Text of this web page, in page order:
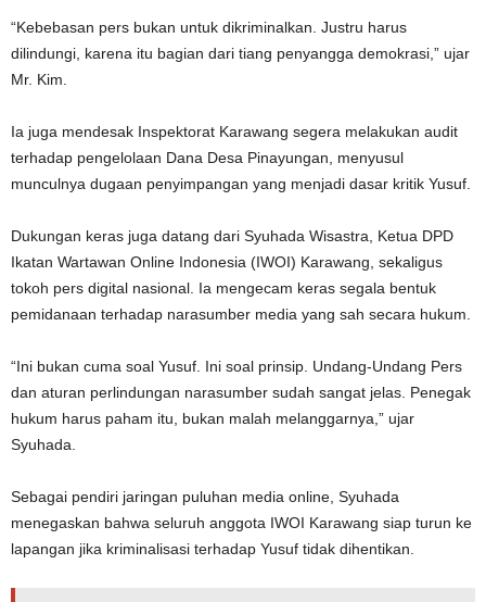
“Kebebasan pers bukan untuk dikriminalkan. Justru harus
dilindungi, karena itu bagian dari tiang penyangga demokrasi,” ujar
Mr. Kim.
Ia juga mendesak Inspektorat Karawang segera melakukan audit
terhadap pengelolaan Dana Desa Pinayungan, menyusul
munculnya dugaan penyimpangan yang menjadi dasar kritik Yusuf.
Dukungan keras juga datang dari Syuhada Wisastra, Ketua DPD
Ikatan Wartawan Online Indonesia (IWOI) Karawang, sekaligus
tokoh pers digital nasional. Ia mengecam keras segala bentuk
pemidanaan terhadap narasumber media yang sah secara hukum.
“Ini bukan cuma soal Yusuf. Ini soal prinsip. Undang-Undang Pers
dan aturan perlindungan narasumber sudah sangat jelas. Penegak
hukum harus paham itu, bukan malah melanggarnya,” ujar
Syuhada.
Sebagai pendiri jaringan puluhan media online, Syuhada
menegaskan bahwa seluruh anggota IWOI Karawang siap turun ke
lapangan jika kriminalisasi terhadap Yusuf tidak dihentikan.